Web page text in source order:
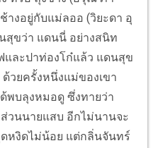
างอยู่กับแม่ลออ (วิยะดา อุ
สุขว่า แดนนี่ อย่างสนิท
ละปาท่องโก๋แล้ว แดนสุข
วยครั้งหนึ่งแม่ของเขา
พบลุงหมอดู ซึ่งทายว่า
วนนายแสบ อีกไม่นานจะ
ดหงิดไม่น้อย แต่กลิ่นจันทร์